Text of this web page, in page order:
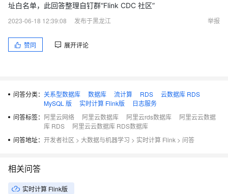
址白名单，此回答整理自钉群“Flink CDC 社区”
2023-06-18 12:39:08
发布于黑龙江 举报
赞同 展开评论
问答分类： 关系型数据库 数据库 流计算 RDS
云数据库 RDS
MySQL 版
实时计算 Flink版
日志服务
问答标签： 阿里云网络 阿里云数据库 阿里云rds数据库
阿里云云数据
库 RDS
阿里云云数据库 RDS数据库
问答地址： 开发者社区 > 大数据与机器学习 > 实时计算 Flink > 问答
相关问答
实时计算 Flink版